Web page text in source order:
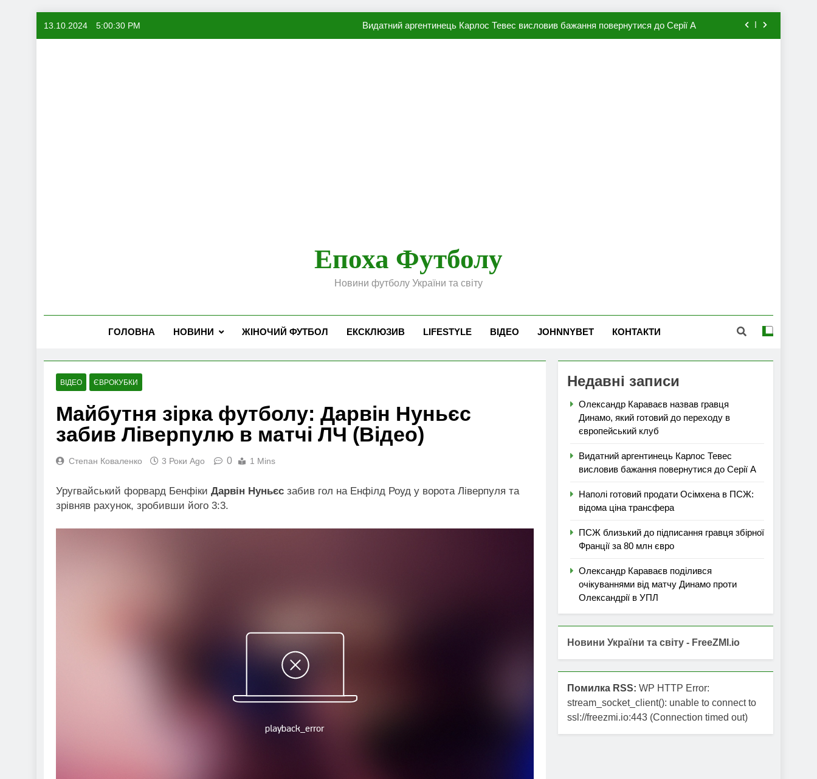
13.10.2024 5:00:31 PM Видатний аргентинець Карлос Тевес висловив бажання повернутися до Серії А
Епоха Футболу
Новини футболу України та світу
ГОЛОВНА НОВИНИ ЖІНОЧИЙ ФУТБОЛ ЕКСКЛЮЗИВ LIFESTYLE ВІДЕО JOHNNYBET КОНТАКТИ
ВІДЕО ЄВРОКУБКИ
Майбутня зірка футболу: Дарвін Нуньєс
забив Ліверпулю в матчі ЛЧ (Відео)
Степан Коваленко 3 Роки Ago 0 1 Mins
Уругвайський форвард Бенфіки Дарвін Нуньєс забив гол на Енфілд Роуд у ворота Ліверпуля та
зрівняв рахунок, зробивши його 3:3.
Недавні записи
Олександр Караваєв назвав гравця
Динамо, який готовий до переходу в
європейський клуб
Видатний аргентинець Карлос Тевес
висловив бажання повернутися до Серії А
Наполі готовий продати Осімхена в ПСЖ:
відома ціна трансфера
ПСЖ близький до підписання гравця збірної
Франції за 80 млн євро
Олександр Караваєв поділився
очікуваннями від матчу Динамо проти
Олександрії в УПЛ
Новини України та світу - FreeZMI.io
Помилка RSS: WP HTTP Error:
stream_socket_client(): unable to connect to
ssl://freezmi.io:443 (Connection timed out)